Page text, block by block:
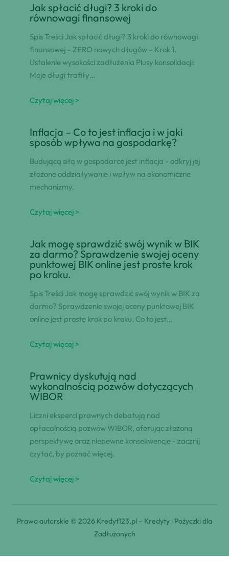
Jak spłacić długi? 3 kroki do
równowagi finansowej
Spis Treści Jak spłacić długi? 3 kroki do równowagi
finansowej – ZERO nowych długów – Krok 1.
Ustalenie wysokości zadłużenia Plusy konsolidacji:
Moje długi trafiły…
Czytaj więcej >
Inflacja – Co to jest inflacja i w jaki
sposób wpływa na gospodarkę?
Budującą siłą w gospodarce jest inflacja - odkryj jej
złożone oddziaływanie i wpływ na ekonomiczne
mechanizmy.
Czytaj więcej >
Jak mogę sprawdzić swój wynik w BIK
za darmo? Sprawdzenie swojej oceny
punktowej BIK online jest proste krok
po kroku.
Spis Treści Jak mogę sprawdzić swój wynik w BIK za
darmo? Sprawdzenie swojej oceny punktowej BIK
online jest proste krok po kroku. Co to jest…
Czytaj więcej >
Prawnicy dyskutują nad
wykonalnością pozwów dotyczących
WIBOR
Liczni eksperci prawnych debatują nad
opłacalnością pozwów WIBOR, oferując złożoną
perspektywę oraz niepewne konsekwencje - zacznij
czytać, by poznać więcej.
Czytaj więcej >
Prawa autorskie © 2026 Kredyt123.pl – Kredyty i Pożyczki dla
Zadłużonych